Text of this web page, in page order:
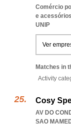
Comércio
e acessórios
UNIP
Ver
Matches in
Activity
Cosy
AV DO
SAO